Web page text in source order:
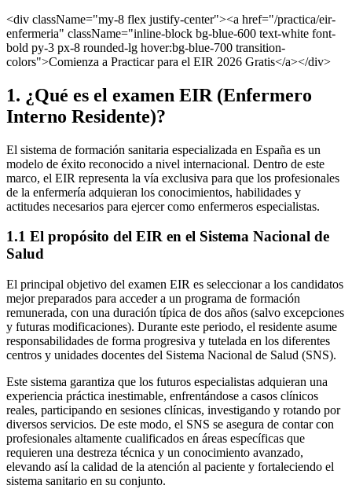
<div className="my-8 flex justify-center"><a href="/practica/eir-
enfermeria" className="inline-block bg-blue-600 text-white font-
bold py-3 px-8 rounded-lg hover:bg-blue-700 transition-
colors">Comienza a Practicar para el EIR 2026 Gratis</a></div>
1. ¿Qué es el examen EIR (Enfermero
Interno Residente)?
El sistema de formación sanitaria especializada en España es un
modelo de éxito reconocido a nivel internacional. Dentro de este
marco, el EIR representa la vía exclusiva para que los profesionales
de la enfermería adquieran los conocimientos, habilidades y
actitudes necesarios para ejercer como enfermeros especialistas.
1.1 El propósito del EIR en el Sistema Nacional de
Salud
El principal objetivo del examen EIR es seleccionar a los candidatos
mejor preparados para acceder a un programa de formación
remunerada, con una duración típica de dos años (salvo excepciones
y futuras modificaciones). Durante este periodo, el residente asume
responsabilidades de forma progresiva y tutelada en los diferentes
centros y unidades docentes del Sistema Nacional de Salud (SNS).
Este sistema garantiza que los futuros especialistas adquieran una
experiencia práctica inestimable, enfrentándose a casos clínicos
reales, participando en sesiones clínicas, investigando y rotando por
diversos servicios. De este modo, el SNS se asegura de contar con
profesionales altamente cualificados en áreas específicas que
requieren una destreza técnica y un conocimiento avanzado,
elevando así la calidad de la atención al paciente y fortaleciendo el
sistema sanitario en su conjunto.